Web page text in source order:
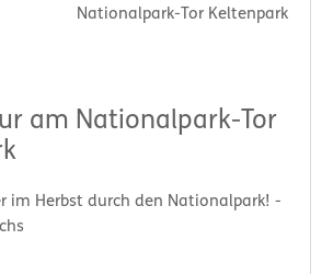
Nationalpark-Tor Keltenpark
am Nationalpark-Tor
im Herbst durch den Nationalpark! -